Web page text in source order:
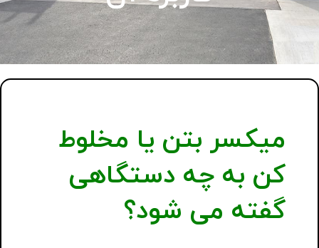
میکسر بتن یا مخلوط
کن به چه دستگاهی
گفته می شود؟